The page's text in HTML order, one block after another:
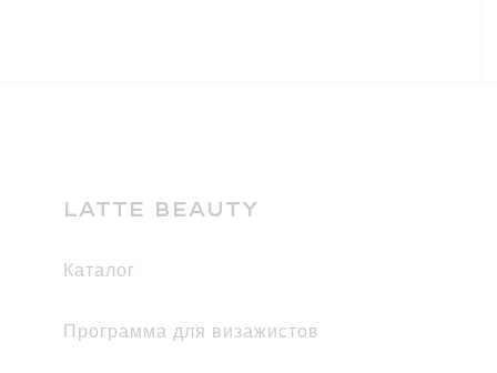
LATTE BEAUTY
каталог
Программа для визажистов